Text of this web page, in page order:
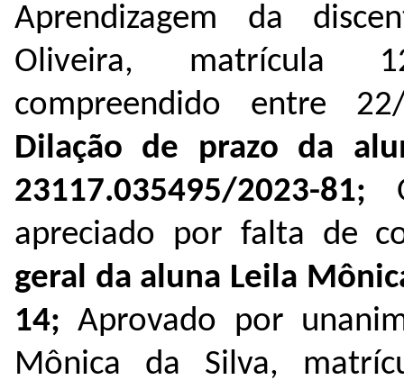
Aprendizagem da
Oliveira, matrícula
compreendido entre
Dilação de prazo da
23117.035495/2023-81;
apreciado por falta de
geral da aluna Leila
14;Aprovado por
Mônica da Silva,